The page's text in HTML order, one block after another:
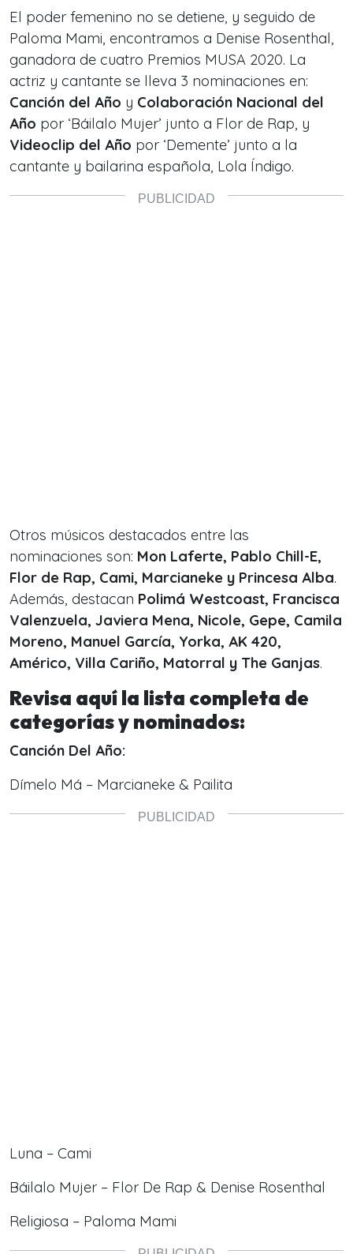
El poder femenino no se detiene, y seguido de
Paloma Mami, encontramos a Denise Rosenthal,
ganadora de cuatro Premios MUSA 2020. La
actriz y cantante se lleva 3 nominaciones en:
Canción del Año y Colaboración Nacional del
Año por ‘Báilalo Mujer’ junto a Flor de Rap, y
Videoclip del Año por ‘Demente’ junto a la
cantante y bailarina española, Lola Índigo.
Otros músicos destacados entre las
nominaciones son: Mon Laferte, Pablo Chill-E,
Flor de Rap, Cami, Marcianeke y Princesa Alba.
Además, destacan Polimá Westcoast, Francisca
Valenzuela, Javiera Mena, Nicole, Gepe, Camila
Moreno, Manuel García, Yorka, AK 420,
Américo, Villa Cariño, Matorral y The Ganjas.
Revisa aquí la lista completa de
categorías y nominados:
Canción Del Año:
Dímelo Má – Marcianeke & Pailita
Luna – Cami
Báilalo Mujer – Flor De Rap & Denise Rosenthal
Religiosa – Paloma Mami